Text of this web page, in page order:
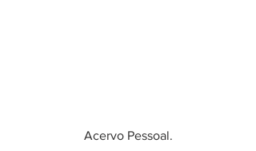
Acervo Pessoal.